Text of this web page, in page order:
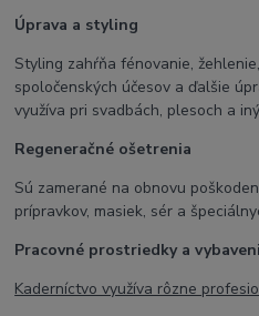
Úprava a styling
Styling zahŕňa fénovanie,
spoločenských účesov a ďalšie
využíva pri svadbách, plesoch a
Regeneračné ošetrenia
Sú zamerané na obnovu
prípravkov, masiek, sér a
Pracovné prostriedky a
Kaderníctvo využíva rôzne